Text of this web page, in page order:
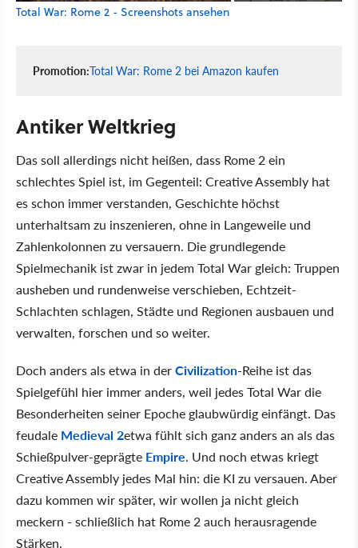
Total War: Rome 2 - Screenshots ansehen
Promotion:Total War: Rome 2 bei Amazon kaufen
Antiker Weltkrieg
Das soll allerdings nicht heißen, dass Rome 2 ein
schlechtes Spiel ist, im Gegenteil: Creative Assembly hat
es schon immer verstanden, Geschichte höchst
unterhaltsam zu inszenieren, ohne in Langeweile und
Zahlenkolonnen zu versauern. Die grundlegende
Spielmechanik ist zwar in jedem Total War gleich: Truppen
ausheben und rundenweise verschieben, Echtzeit-
Schlachten schlagen, Städte und Regionen ausbauen und
verwalten, forschen und so weiter.
Doch anders als etwa in derCivilization-Reihe ist das
Spielgefühl hier immer anders, weil jedes Total War die
Besonderheiten seiner Epoche glaubwürdig einfängt. Das
feudale Medieval 2etwa fühlt sich ganz anders an als das
Schießpulver-geprägte Empire. Und noch etwas kriegt
Creative Assembly jedes Mal hin: die KI zu versauen. Aber
dazu kommen wir später, wir wollen ja nicht gleich
meckern - schließlich hat Rome 2 auch herausragende
Stärken.